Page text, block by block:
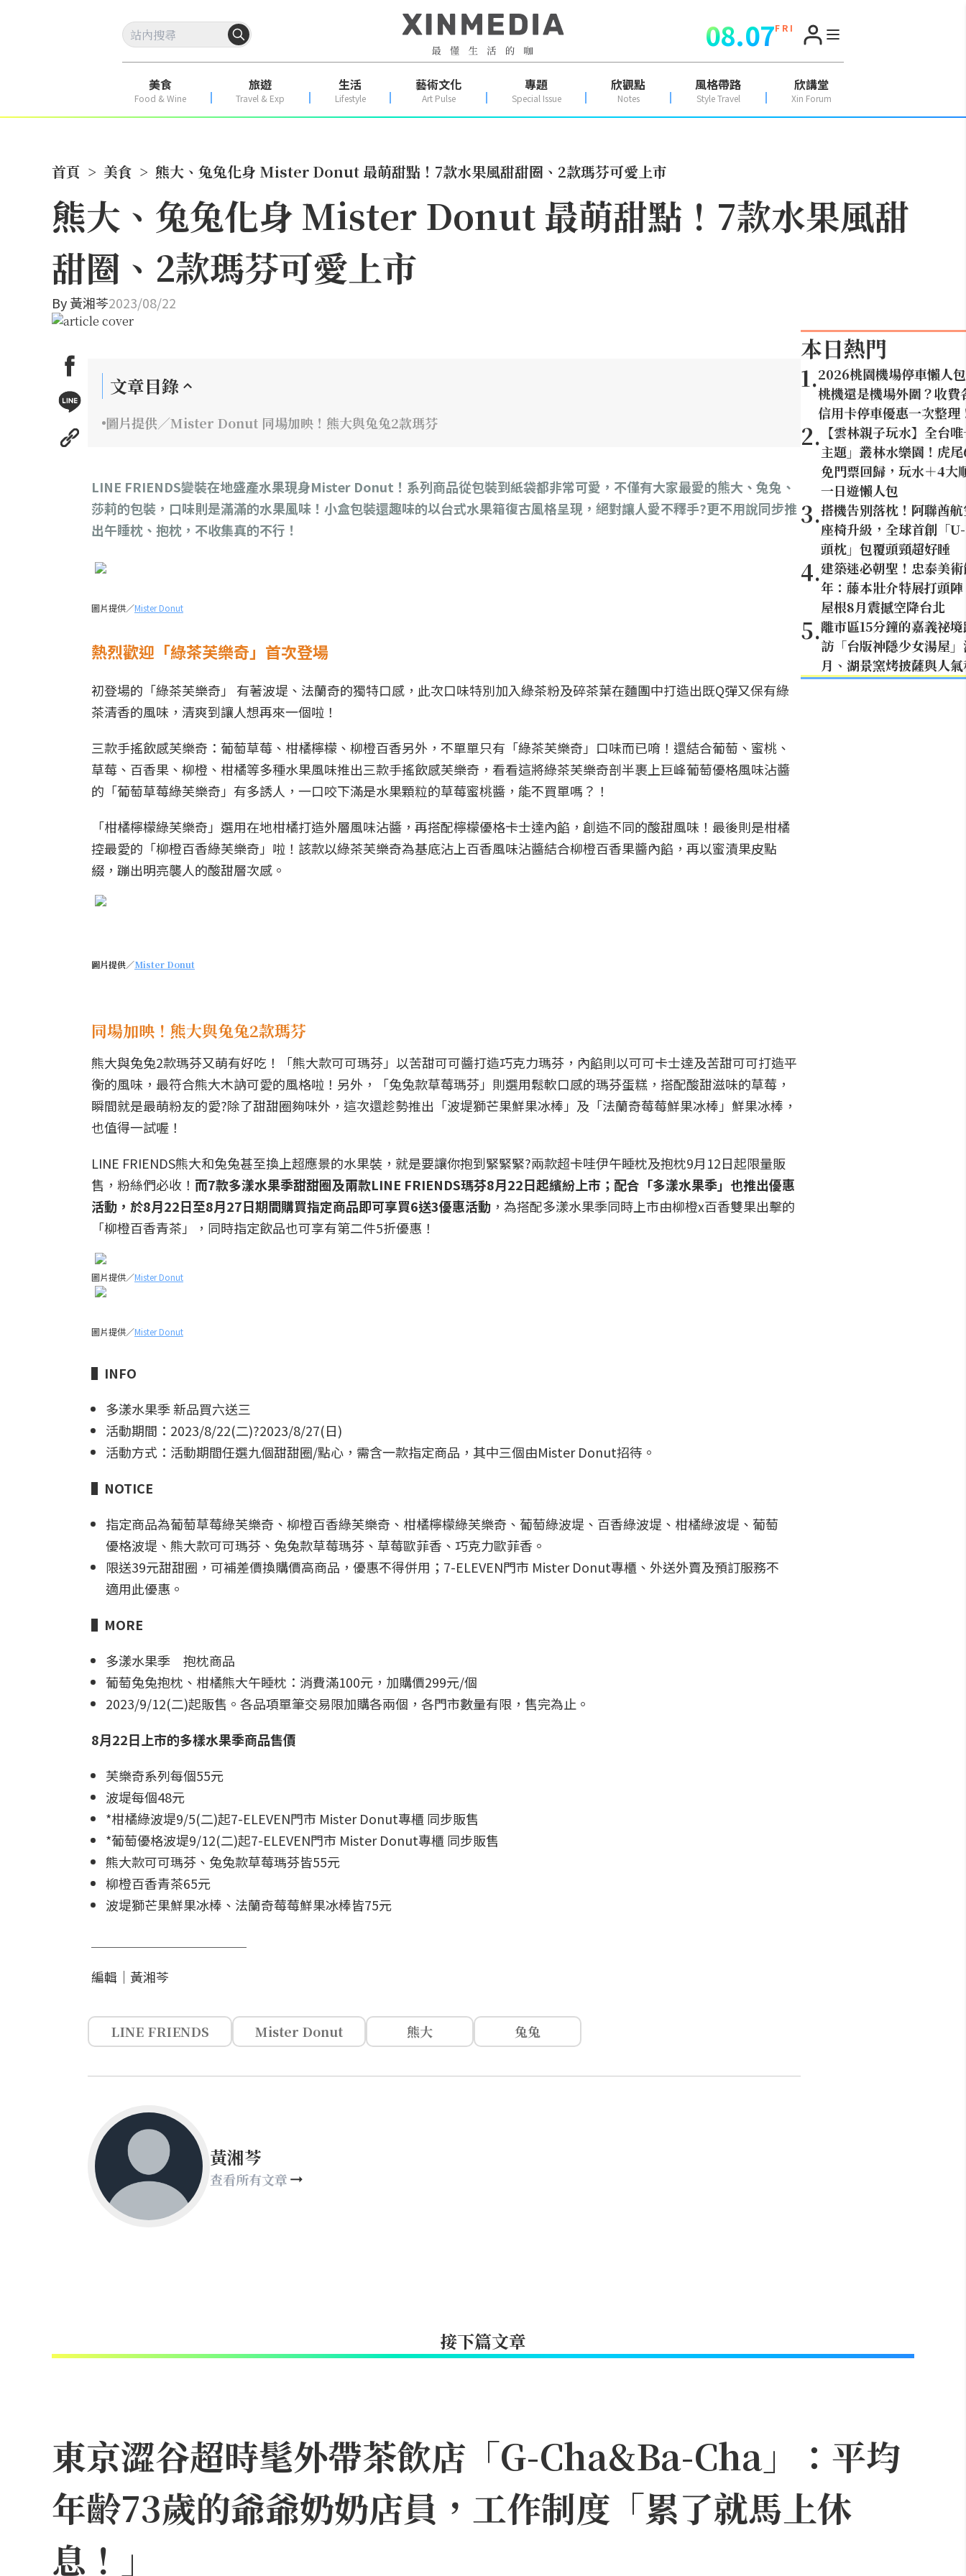
08.07F R I
美食
Food & Wine
旅遊
Travel & Exp
生活
Lifestyle
藝術文化
Art Pulse
專題
Special Issue
欣觀點
Notes
風格帶路
Style Travel
欣講堂
Xin Forum
首頁 > 美食 > 熊大、兔兔化身 Mister Donut 最萌甜點！7款水果風甜甜圈、2款瑪芬可愛上市
熊大、兔兔化身 Mister Donut 最萌甜點！7款水果風甜
甜圈、2款瑪芬可愛上市
By黃湘芩2023/08/22
文章目錄
圖片提供／Mister Donut 同場加映！熊大與兔兔2款瑪芬
LINE FRIENDS變裝在地盛產水果現身Mister Donut！系列商品從包裝到紙袋都非常可愛，不僅有大家最愛的熊大、兔兔、
莎莉的包裝，口味則是滿滿的水果風味！小盒包裝還趣味的以台式水果箱復古風格呈現，絕對讓人愛不釋手?更不用說同步推
出午睡枕、抱枕，不收集真的不行！
圖片提供／Mister Donut
熱烈歡迎「綠茶芙樂奇」首次登場
初登場的「綠茶芙樂奇」 有著波堤、法蘭奇的獨特口感，此次口味特別加入綠茶粉及碎茶葉在麵團中打造出既Q彈又保有綠
茶清香的風味，清爽到讓人想再來一個啦！
三款手搖飲感芙樂奇：葡萄草莓、柑橘檸檬、柳橙百香另外，不單單只有「綠茶芙樂奇」口味而已唷！還結合葡萄、蜜桃、
草莓、百香果、柳橙、柑橘等多種水果風味推出三款手搖飲感芙樂奇，看看這將綠茶芙樂奇剖半裹上巨峰葡萄優格風味沾醬
的「葡萄草莓綠芙樂奇」有多誘人，一口咬下滿是水果顆粒的草莓蜜桃醬，能不買單嗎？！
「柑橘檸檬綠芙樂奇」選用在地柑橘打造外層風味沾醬，再搭配檸檬優格卡士達內餡，創造不同的酸甜風味！最後則是柑橘
控最愛的「柳橙百香綠芙樂奇」啦！該款以綠茶芙樂奇為基底沾上百香風味沾醬結合柳橙百香果醬內餡，再以蜜漬果皮點
綴，蹦出明亮襲人的酸甜層次感。
圖片提供／Mister Donut
同場加映！熊大與兔兔2款瑪芬
熊大與兔兔2款瑪芬又萌有好吃！「熊大款可可瑪芬」以苦甜可可醬打造巧克力瑪芬，內餡則以可可卡士達及苦甜可可打造平
衡的風味，最符合熊大木訥可愛的風格啦！另外，「兔兔款草莓瑪芬」則選用鬆軟口感的瑪芬蛋糕，搭配酸甜滋味的草莓，
瞬間就是最萌粉友的愛?除了甜甜圈夠味外，這次還趁勢推出「波堤獅芒果鮮果冰棒」及「法蘭奇莓莓鮮果冰棒」鮮果冰棒，
也值得一試喔！
LINE FRIENDS熊大和兔兔甚至換上超應景的水果裝，就是要讓你抱到緊緊緊?兩款超卡哇伊午睡枕及抱枕9月12日起限量販
售，粉絲們必收！ 而7款多漾水果季甜甜圈及兩款LINE FRIENDS瑪芬8月22日起繽紛上市；配合「多漾水果季」也推出優惠
活動，於8月22日至8月27日期間購買指定商品即可享買6送3優惠活動 ，為搭配多漾水果季同時上市由柳橙x百香雙果出擊的
「柳橙百香青茶」，同時指定飲品也可享有第二件5折優惠！
圖片提供／Mister Donut
圖片提供／Mister Donut
▌ INFO
多漾水果季 新品買六送三
活動期間：2023/8/22(二)?2023/8/27(日)
活動方式：活動期間任選九個甜甜圈/點心，需含一款指定商品，其中三個由Mister Donut招待。
▌NOTICE
指定商品為葡萄草莓綠芙樂奇、柳橙百香綠芙樂奇、柑橘檸檬綠芙樂奇、葡萄綠波堤、百香綠波堤、柑橘綠波堤、葡萄
優格波堤、熊大款可可瑪芬、兔兔款草莓瑪芬、草莓歐菲香、巧克力歐菲香。
限送39元甜甜圈，可補差價換購價高商品，優惠不得併用；7-ELEVEN門市 Mister Donut專櫃、外送外賣及預訂服務不
適用此優惠。
▌ MORE
多漾水果季 抱枕商品
葡萄兔兔抱枕、柑橘熊大午睡枕：消費滿100元，加購價299元/個
2023/9/12(二)起販售。各品項單筆交易限加購各兩個，各門市數量有限，售完為止。
8月22日上市的多樣水果季商品售價
芙樂奇系列每個55元
波堤每個48元
*柑橘綠波堤9/5(二)起7-ELEVEN門市 Mister Donut專櫃 同步販售
*葡萄優格波堤9/12(二)起7-ELEVEN門市 Mister Donut專櫃 同步販售
熊大款可可瑪芬、兔兔款草莓瑪芬皆55元
柳橙百香青茶65元
波堤獅芒果鮮果冰棒、法蘭奇莓莓鮮果冰棒皆75元
編輯｜黃湘芩
LINE FRIENDS Mister Donut 熊大 兔兔
黃湘芩
查看所有文章
本日熱門
1.2026桃園機場停車懶人
桃機還是機場外圍？收費
信用卡停車優惠一次整理
2. 【雲林親子玩水】全台
主題」叢林水樂園！虎
免門票回歸，玩水＋4大
一日遊懶人包
3.搭機告別落枕！阿聯酋
座椅升級，全球首創「
頭枕」包覆頭頸超好睡
4.建築迷必朝聖！忠泰美
年：藤本壯介特展打頭
屋根8月震撼空降台北
5.離市區15分鐘的嘉義祕
訪「台版神隱少女湯屋
月、湖景窯烤披薩與人
接下篇文章
東京澀谷超時髦外帶茶飲店「G-Cha&Ba-Cha」：平均
年齡73歲的爺爺奶奶店員，工作制度「累了就馬上休
息！」